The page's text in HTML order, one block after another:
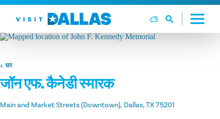
सामग्री पर जाएं
घर
जॉन एफ. कैनेडी स्मारक
Main and Market Streets (Downtown) Dallas, TX 75201